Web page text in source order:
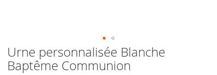
Skip
to
the
Urne personnalisée Blanche
Baptême Communion